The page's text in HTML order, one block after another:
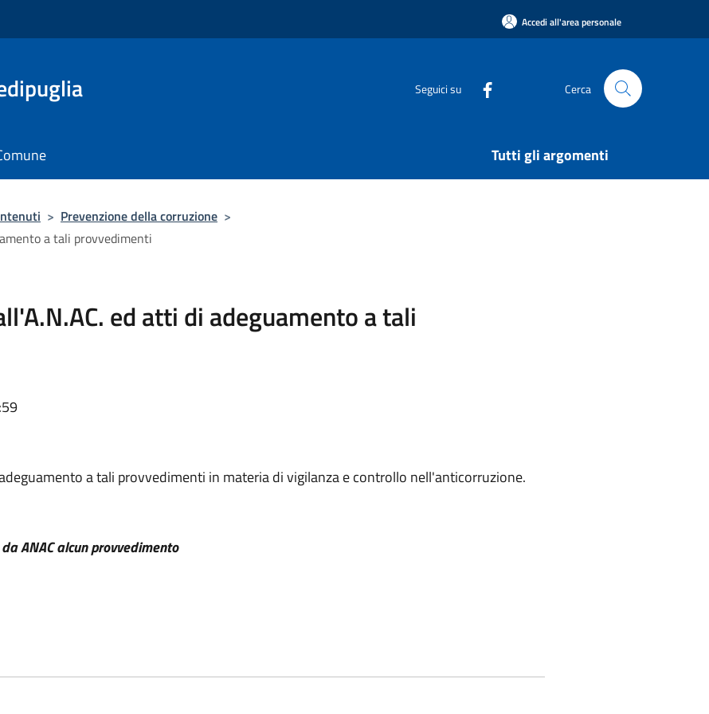
Accedi all'area personale
Seguici su Cerca
Tutti gli argomenti
> Prevenzione della corruzione >
a tali provvedimenti
ed atti di adeguamento a tali
a tali provvedimenti in materia di vigilanza e controllo nell'anticorruzione.
ANAC alcun provvedimento